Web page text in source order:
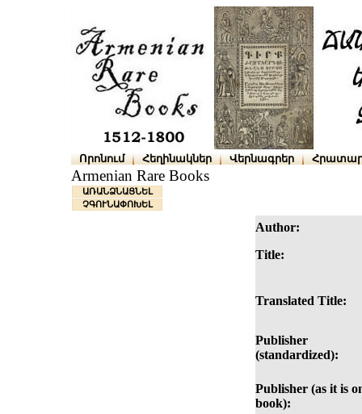
Որոնում Հեղինակներ Վերնագրեր
Armenian Rare Books
ԱՌԱՆՁՆԱՑՆԵԼ
ՉԳՈՒՆԱՓՈԽԵԼ
Author:
Title:
Translated Title:
Publisher
(standardized):
Publisher (as it is
book):